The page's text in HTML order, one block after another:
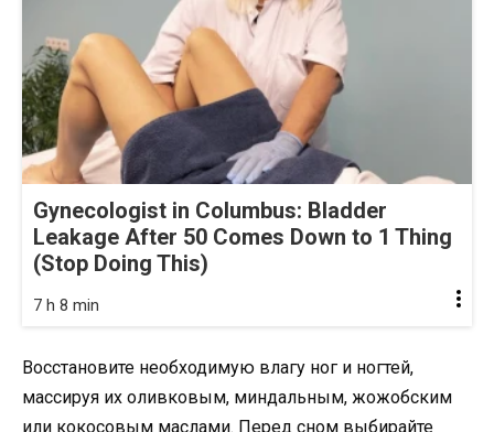
Gynecologist in Columbus: Bladder
Leakage After 50 Comes Down to 1 Thing
(Stop Doing This)
7 h 8 min
Восстановите необходимую влагу ног и ногтей,
массируя их оливковым, миндальным, жожобским
или кокосовым маслами. Перед сном выбирайте